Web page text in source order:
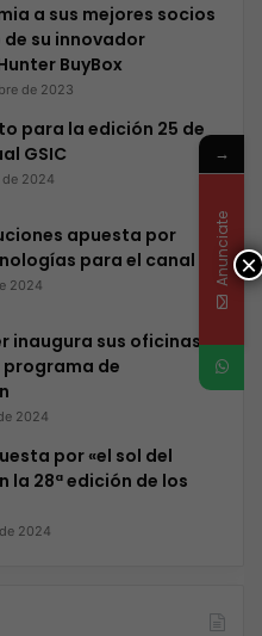
a sus mejores socios
su innovador
BuyBox
de 2023
para la edición 25 de
GSIC
de 2024
apuesta por
para el canal
2024
inaugura sus oficinas y
programa de
2024
por «el sol del
la 28ª edición de los
2024
×
→
Anunciate